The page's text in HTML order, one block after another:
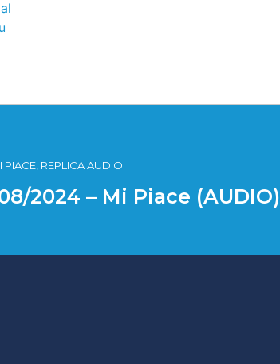
PIACE, REPLICA AUDIO
2024 – Mi Piace (AUDIO)